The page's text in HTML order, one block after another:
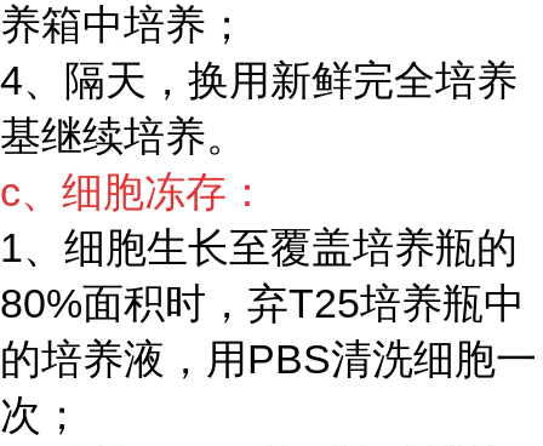
养箱中培养；
4、隔天，换用新鲜完全培养
基继续培养。
c、细胞冻存：
1、细胞生长至覆盖培养瓶的
80%面积时，弃T25培养瓶中
的培养液，用PBS清洗细胞一
次；